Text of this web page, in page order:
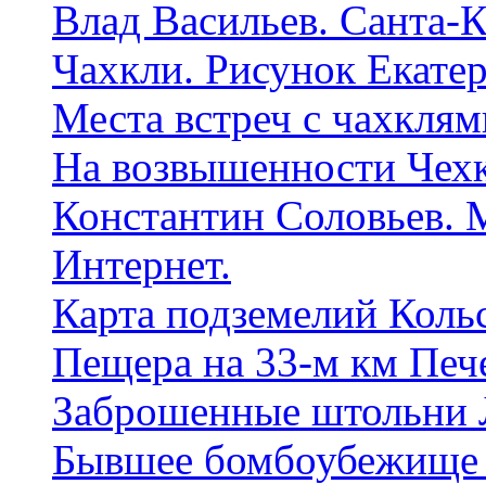
Влад Васильев. Санта-
Чахкли. Рисунок
Места встреч с
На возвышенности
Константин Соловьев.
Интернет.
Карта подземелий
Пещера на 33-м км
Заброшенные штольни
Бывшее бомбоубежище